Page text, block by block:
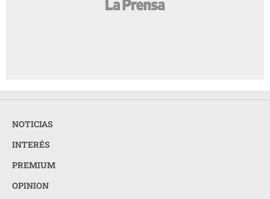
NOTICIAS
INTERÉS
PREMIUM
OPINION